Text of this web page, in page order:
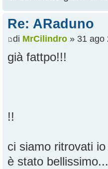
Re: ARaduno
di MrCilindro » 31 ago
già fattpo!!!
!!
ci siamo ritrovati
è stato bellissimo...